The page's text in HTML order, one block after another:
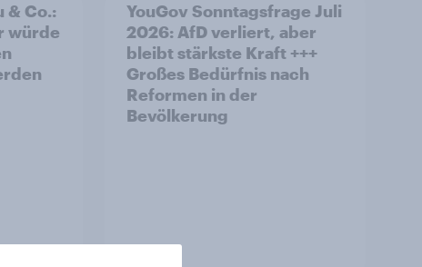
& Co.:
würde
YouGov Sonntagsfrage Juli
2026: AfD verliert, aber
bleibt stärkste Kraft +++
Großes Bedürfnis nach
Reformen in der
Bevölkerung